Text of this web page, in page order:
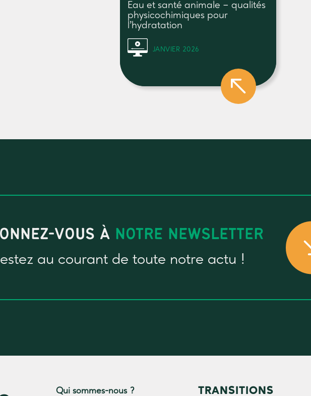
Eau et santé animale – qualités
physicochimiques pour
l’hydratation
JANVIER 2026
VOUS À NOTRE NEWSLETTER
au courant de toute notre actu !
Qui sommes-nous ? TRANSITIONS